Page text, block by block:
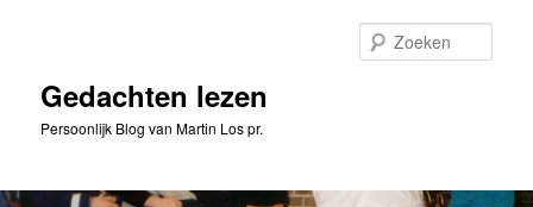
Gedachten lezen
Persoonlijk Blog van Martin Los pr.